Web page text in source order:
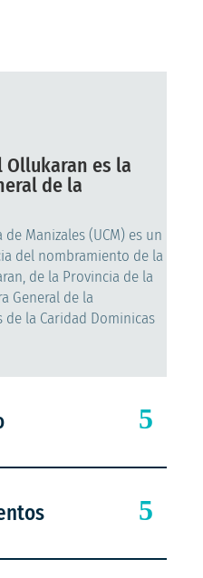
Ollukaran es la
de la
Manizales (UCM) es un
del nombramiento de la
de la Provincia de la
General de la
de la Caridad Dominicas